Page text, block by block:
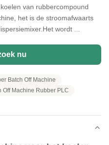
van rubbercompound
het is de stroomafwaarts
wordt ...
nu
Batch Off Machine
Off Machine Rubber PLC